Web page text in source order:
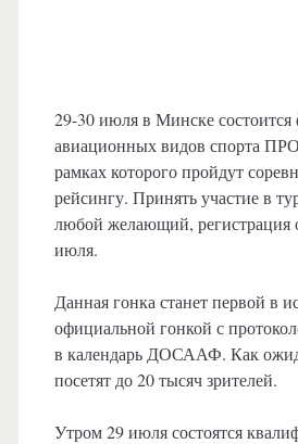
29-30 июля в Минске состоится
авиационных видов спорта
рамках которого пройдут
рейсингу. Принять участие в
любой желающий, регистрация
июля.
Данная гонка станет первой в
официальной гонкой с
в календарь ДОСААФ. Как
посетят до 20 тысяч зрителей.
Утром 29 июля состоятся